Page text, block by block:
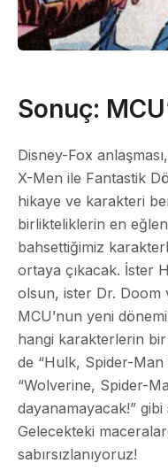
Sonuç:
Disney-Fox
X-Men ile Fantastik
hikaye ve karakteri
birlikteliklerin en
bahsettiğimiz
ortaya çıkacak. İster
olsun, ister Dr. Doom
MCU’nun yeni
hangi karakterlerin bir
de “Hulk, Spider-Man
“Wolverine, Spider-
dayanamayacak!”
Gelecekteki
sabırsızlanıyoruz!